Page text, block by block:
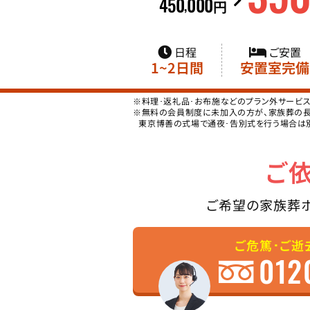
, 円
日程
1~2日間
ご安置
安置室完備
※料理･返礼品･お布施などのプラン外サービ
※無料の会員制度に未加入の方が、家族葬の
東京博善の式場で通夜･告別式を行う場合は
ご
ご希望の家族葬
ご危篤･ご逝